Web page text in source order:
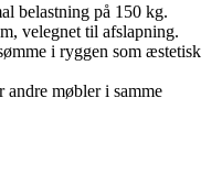
belastning på 150 kg.
velegnet til afslapning.
i ryggen som æstetisk
andre møbler i samme